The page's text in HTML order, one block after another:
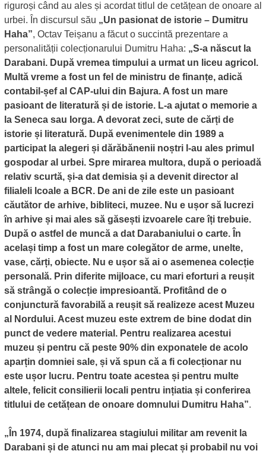
riguroși când au ales și acordat titlul de cetățean de onoare al
urbei. În discursul său „Un pasionat de istorie – Dumitru
Haha”, Octav Teișanu a făcut o succintă prezentare a
personalității colecționarului Dumitru Haha: „S-a născut la
Darabani. După vremea timpului a urmat un liceu agricol.
Multă vreme a fost un fel de ministru de finanțe, adică
contabil-șef al CAP-ului din Bajura. A fost un mare
pasioant de literatură și de istorie. L-a ajutat o memorie a
la Seneca sau Iorga. A devorat zeci, sute de cărți de
istorie și literatură. După evenimentele din 1989 a
participat la alegeri și dărăbănenii noștri l-au ales primul
gospodar al urbei. Spre mirarea multora, după o perioadă
relativ scurtă, și-a dat demisia și a devenit director al
filialeli lcoale a BCR. De ani de zile este un pasioant
căutător de arhive, bibliteci, muzee. Nu e ușor să lucrezi
în arhive și mai ales să găsești izvoarele care îți trebuie.
După o astfel de muncă a dat Darabaniului o carte. În
același timp a fost un mare colegător de arme, unelte,
vase, cărți, obiecte. Nu e ușor să ai o asemenea colecție
personală. Prin diferite mijloace, cu mari eforturi a reușit
să strângă o colecție impresioantă. Profitând de o
conjunctură favorabilă a reușit să realizeze acest Muzeu
al Nordului. Acest muzeu este extrem de bine dodat din
punct de vedere material. Pentru realizarea acestui
muzeu și pentru că peste 90% din exponatele de acolo
aparțin domniei sale, și vă spun că a fi colecționar nu
este ușor lucru. Pentru toate acestea și pentru multe
altele, felicit consilierii locali pentru ințiatia și conferirea
titlului de cetățean de onoare domnului Dumitru Haha”.
„În 1974, după finalizarea stagiului militar am revenit la
Darabani și de atunci nu am mai plecat și probabil nu voi